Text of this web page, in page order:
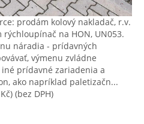
prodám kolový nakladač, r.v.
na HON, UN053.
náradia - prídavných
výmenu zvládne
prídavné zariadenia a
ako napríklad paletizačn...
(bez DPH)